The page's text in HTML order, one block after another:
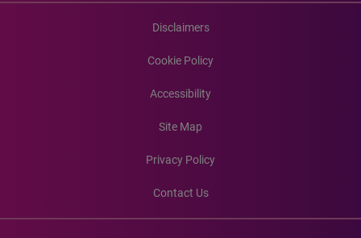
Disclaimers
Cookie Policy
Accessibility
Site Map
Privacy Policy
Contact Us